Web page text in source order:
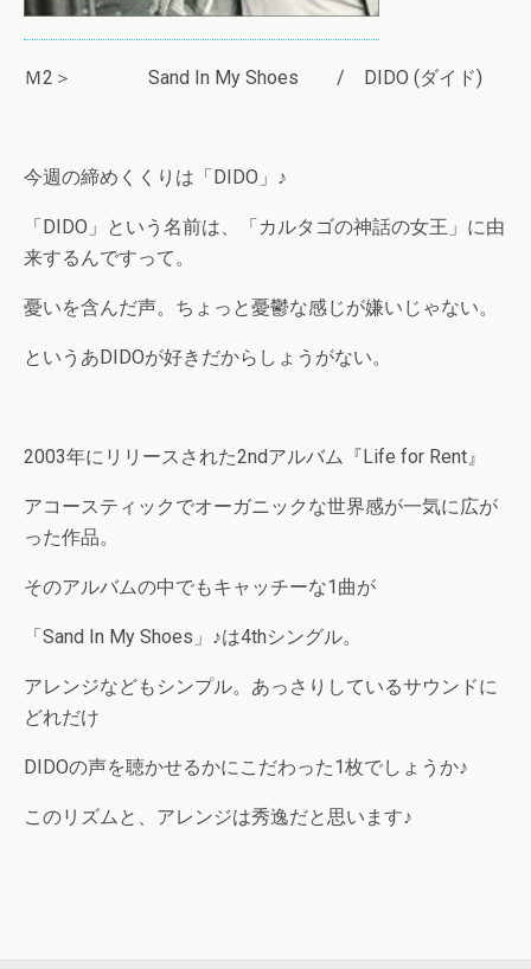
Ｍ2＞ Sand In My Shoes / DIDO (ダイド)
今週の締めくくりは「DIDO」♪
「DIDO」という名前は、「カルタゴの神話の女王」に由
来するんですって。
憂いを含んだ声。ちょっと憂鬱な感じが嫌いじゃない。
というあDIDOが好きだからしょうがない。
2003年にリリースされた2ndアルバム『Life for Rent』
アコースティックでオーガニックな世界感が一気に広が
った作品。
そのアルバムの中でもキャッチーな1曲が
「Sand In My Shoes」♪は4thシングル。
アレンジなどもシンプル。あっさりしているサウンドに
どれだけ
DIDOの声を聴かせるかにこだわった1枚でしょうか♪
このリズムと、アレンジは秀逸だと思います♪